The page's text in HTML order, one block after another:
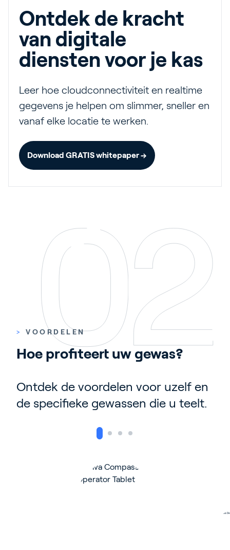
Ontdek de kracht
van digitale
diensten voor je kas
Leer hoe cloudconnectiviteit en realtime
gegevens je helpen om slimmer, sneller en
vanaf elke locatie te werken.
Download GRATIS whitepaper →
> VOORDELEN
Hoe profiteert uw gewas?
Ontdek de voordelen voor uzelf en
de specifieke gewassen die u teelt.